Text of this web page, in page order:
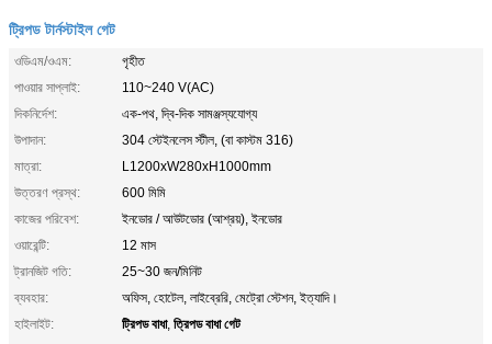
ট্রিপড টার্নস্টাইল গেট
ওডিএম/ওএম:
গৃহীত
পাওয়ার সাপ্লাই:
110~240 V(AC)
দিকনির্দেশ:
এক-পথ, দ্বি-দিক সামঞ্জস্যযোগ্য
উপাদান:
304 স্টেইনলেস স্টীল, (বা কাস্টম 316)
মাত্রা:
L1200xW280xH1000mm
উত্তরণ প্রস্থ:
600 মিমি
কাজের পরিবেশ:
ইনডোর / আউটডোর (আশ্রয়), ইনডোর
ওয়ারেন্টি:
12 মাস
ট্রানজিট গতি:
25~30 জন/মিনিট
ব্যবহার:
অফিস, হোটেল, লাইব্রেরি, মেট্রো স্টেশন, ইত্যাদি।
হাইলাইট:
ট্রিপড বাধা, ত্রিপড বাধা গেট